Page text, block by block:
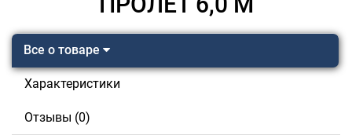
Все о товаре
Характеристики
Отзывы (0)